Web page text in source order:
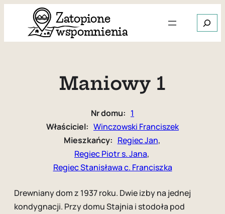
Szukaj
Maniowy 1
Nr domu: 1
Właściciel: Winczowski Franciszek
Mieszkańcy: Regiec Jan,
Regiec Piotr s. Jana,
Regiec Stanisława c. Franciszka
Drewniany dom z 1937 roku. Dwie izby na jednej
kondygnacji. Przy domu Stajnia i stodoła pod